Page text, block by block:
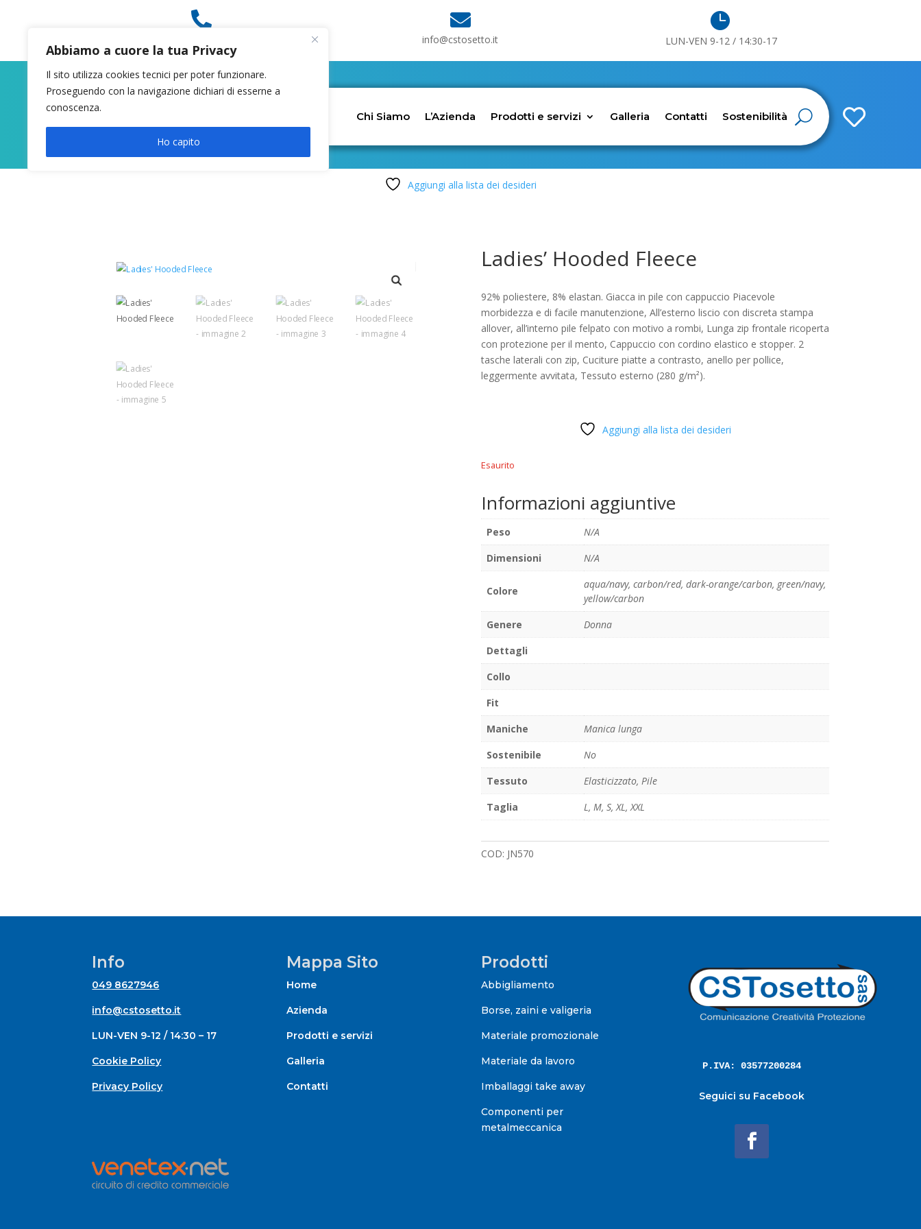
Abbiamo a cuore la tua Privacy
Il sito utilizza cookies tecnici per poter funzionare.
Proseguendo con la navigazione dichiari di esserne a
conoscenza.
Ho capito
 
info@cstosetto.it

LUN-VEN 9-12 / 14:30-17

Chi Siamo L’Azienda Prodotti e servizi Galleria Contatti Sostenibilità
Aggiungi alla lista dei desideri
Ladies’ Hooded Fleece
92% poliestere, 8% elastan. Giacca in pile con cappuccio Piacevole
morbidezza e di facile manutenzione, All’esterno liscio con discreta stampa
allover, all’interno pile felpato con motivo a rombi, Lunga zip frontale ricoperta
con protezione per il mento, Cappuccio con cordino elastico e stopper. 2
tasche laterali con zip, Cuciture piatte a contrasto, anello per pollice,
leggermente avvitata, Tessuto esterno (280 g/m²).
Aggiungi alla lista dei desideri
Esaurito
Informazioni aggiuntive
Peso
N/A
Dimensioni
N/A
Colore
aqua/navy, carbon/red, dark-orange/carbon, green/navy,
yellow/carbon
Genere
Donna
Dettagli
Collo
Fit
Maniche
Manica lunga
Sostenibile
No
Tessuto
Elasticizzato, Pile
Taglia
L, M, S,XL,XXL
COD: JN570
Info
049 8627946
info@cstosetto.it
LUN-VEN 9-12 / 14:30 – 17
Cookie Policy
Privacy Policy
Mappa Sito
Home
Azienda
Prodotti e servizi
Galleria
Contatti
Prodotti
Abbigliamento
Borse, zaini e valigeria
Materiale promozionale
Materiale da lavoro
Imballaggi take away
Componenti per
metalmeccanica
P.IVA: 03577200284
Seguici su Facebook